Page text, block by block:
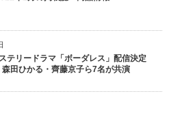
テリードラマ「ボーダレス」配信決定
田ひかる・齊藤京子ら7名が共演